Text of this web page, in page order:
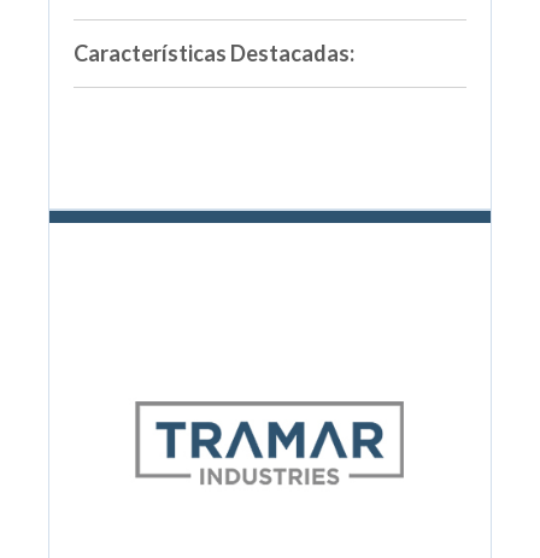
Características Destacadas: